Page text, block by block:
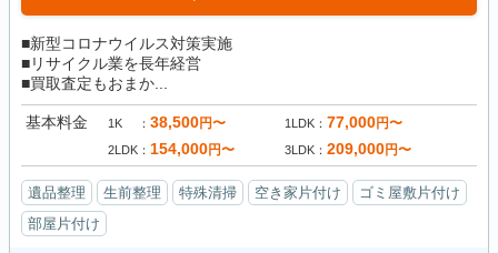
■新型コロナウイルス対策実施
■リサイクル業を長年経営
■買取査定もおまか...
基本料金 1K 38,500円〜 1LDK 77,000円〜
2LDK 154,000円〜 3LDK 209,000円〜
遺品整理 生前整理 特殊清掃 空き家片付け
ゴミ屋敷片付け
部屋片付け